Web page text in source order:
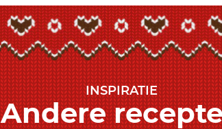
INSPIRATIE
Andere